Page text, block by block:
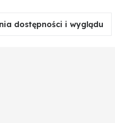
dostępności i wyglądu